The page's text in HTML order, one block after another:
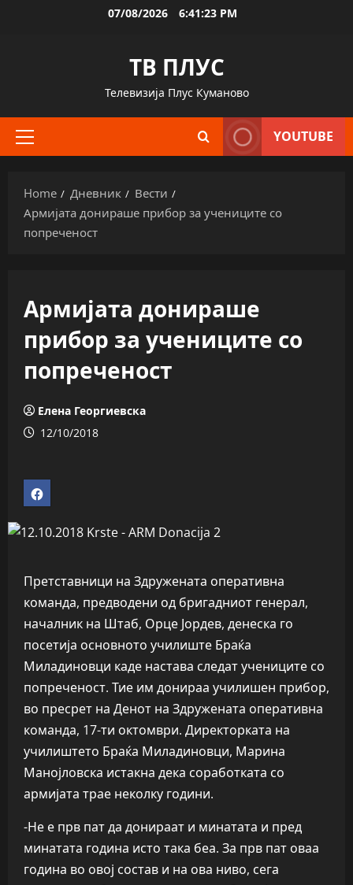
07/08/2026 6:41:23 PM
ТВ ПЛУС
Телевизија Плус Куманово
Primary
YOUTUBE
Home Дневник
Вести
Армијата донираше прибор за учениците со
попреченост
Армијата донираше
прибор за учениците со
попреченост
Елена Георгиевска
12/10/2018
Претставници на Здружената оперативна
команда, предводени од бригадниот генерал,
началник на Штаб, Орце Јордев, денеска го
посетија основното училиште Браќа
Миладиновци каде настава следат учениците со
попреченост. Тие им донираа училишен прибор,
во пресрет на Денот на Здружената оперативна
команда, 17-ти октомври. Директорката на
училиштето Браќа Миладиновци, Марина
Манојловска истакна дека соработката со
армијата трае неколку години.
-Не е прв пат да донираат и минатата и пред
минатата година исто така беа. За прв пат оваа
година во овој состав и на ова ниво, сега